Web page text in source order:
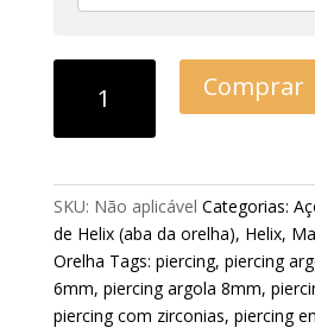
Comprar
SKU: Não aplicável Categorias:
de Helix (aba da orelha), Helix,
Orelha Tags: piercing, piercing
6mm, piercing argola 8mm,
piercing com zirconias, piercing